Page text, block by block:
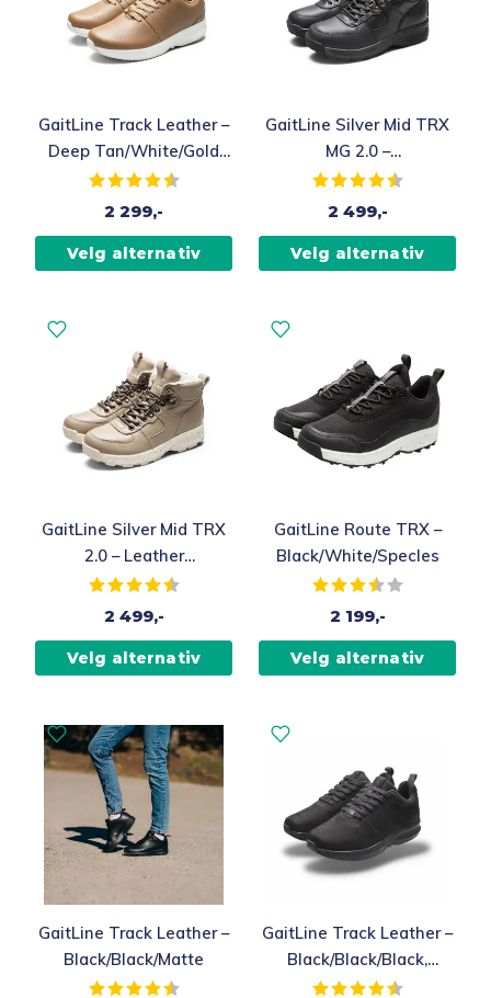
GaitLine Track Leather –
Deep Tan/White/Gold
Fritidssko, Dame
Karakter:
2 299,-
Velg alternativ
GaitLine Silver Mid TRX
MG 2.0 –
Black/Black/Black
Vintersko, Dame / Herre
Karakter:
2 499,-
Velg alternativ
GaitLine Silver Mid TRX
2.0 – Leather
Khaki/Vanilla/Specles
Vintersko, Dame
Karakter:
2 499,-
Velg alternativ
GaitLine Route TRX –
Black/White/Specles
Karakter:
2 199,-
Velg alternativ
GaitLine Track Leather –
Black/Black/Matte
Karakter:
GaitLine Track Leather –
Black/Black/Black,
Fritidssko, Dame / Herre
Karakter: